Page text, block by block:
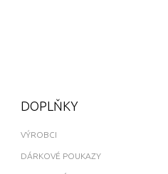
DOPLŇKY
VÝROBCI
DÁRKOVÉ POUKAZY